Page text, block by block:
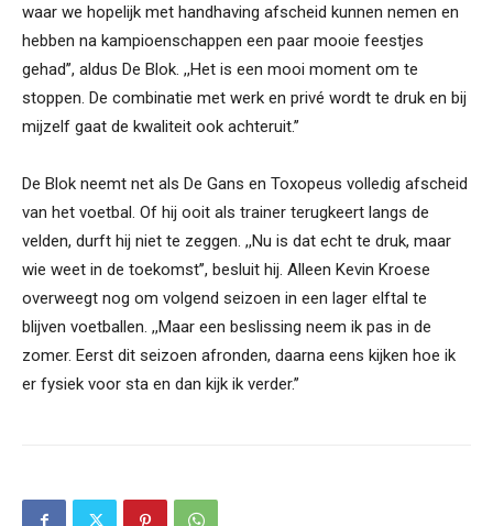
waar we hopelijk met handhaving afscheid kunnen nemen en
hebben na kampioenschappen een paar mooie feestjes
gehad’’, aldus De Blok. ,,Het is een mooi moment om te
stoppen. De combinatie met werk en privé wordt te druk en bij
mijzelf gaat de kwaliteit ook achteruit.’’
De Blok neemt net als De Gans en Toxopeus volledig afscheid
van het voetbal. Of hij ooit als trainer terugkeert langs de
velden, durft hij niet te zeggen. ,,Nu is dat echt te druk, maar
wie weet in de toekomst’’, besluit hij. Alleen Kevin Kroese
overweegt nog om volgend seizoen in een lager elftal te
blijven voetballen. ,,Maar een beslissing neem ik pas in de
zomer. Eerst dit seizoen afronden, daarna eens kijken hoe ik
er fysiek voor sta en dan kijk ik verder.’’